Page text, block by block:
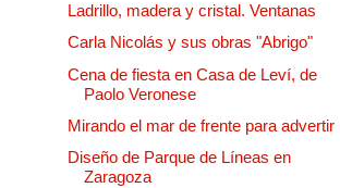
Ladrillo, madera y cristal. Ventanas
Carla Nicolás y sus obras "Abrigo"
Cena de fiesta en Casa de Leví, de
Paolo Veronese
Mirando el mar de frente para advertir
Diseño de Parque de Líneas en
Zaragoza